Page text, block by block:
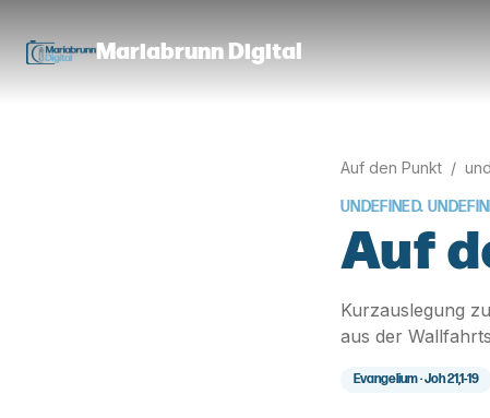
Mariabrunn Digital
Auf den Punkt /
UNDEFINED.
Auf
Kurzauslegung
aus der
Evangelium ·Joh 21,1-19